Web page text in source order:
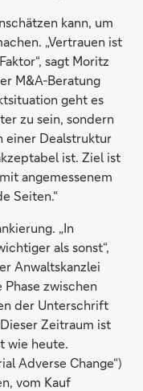
kann, um
„Vertrauen ist
sagt Moritz
M&A-Beratung
geht es
zu sein, sondern
einer Dealstruktur
ist. Ziel ist
angemessenem
Seiten.“
„In
als sonst“,
Anwaltskanzlei
zwischen
der Unterschrift
Zeitraum ist
wie heute.
Adverse Change“)
vom Kauf